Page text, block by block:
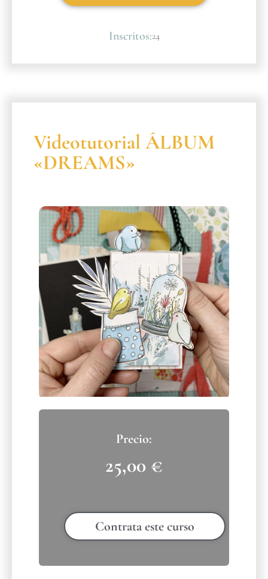
Inscritos:24
Videotutorial ÁLBUM
«DREAMS»
25,00 €
Contrata este curso